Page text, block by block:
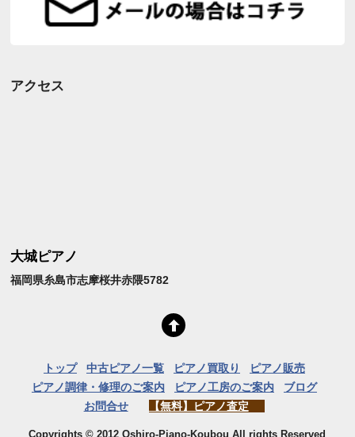
アクセス
大城ピアノ
福岡県糸島市志摩桜井赤隈5782
トップ 中古ピアノ一覧 ピアノ買取り
ピアノ販売
ピアノ調律・修理のご案内
ピアノ工房のご案内
ブログ
お問合せ
【無料】ピアノ査定